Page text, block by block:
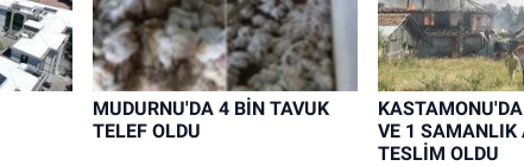
MUDURNU'DA 4 BİN TAVUK
TELEF OLDU
VE 1 SAMANLIK
TESLİM OLDU